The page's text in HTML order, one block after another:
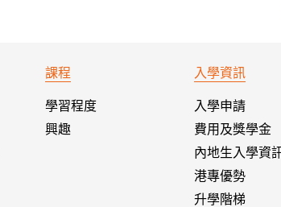
課程
學習程度
興趣
入學資訊
入學申請
費用及獎學金
內地生入學資
港專優勢
升學階梯